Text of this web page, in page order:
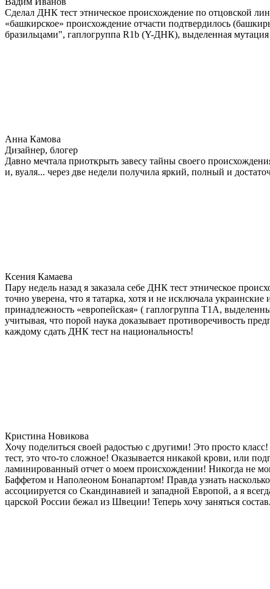
Сделал ДНК тест этническое происхождение по отцовской
«башкирское» происхождение отчасти подтвердилось
бразильцами", гаплогруппа R1b (Y-ДНК), выделенная
Анна Камова
Дизайнер, блогер
Давно мечтала приоткрыть завесу тайны своего
и, вуаля... через две недели получила яркий, полный и
Ксения Камаева
Пару недель назад я заказала себе ДНК тест этническое
точно уверена, что я татарка, хотя и не исключала
принадлежность «европейская» ( гаплогруппа T1A,
учитывая, что порой наука доказывает противоречивость
каждому сдать ДНК тест на национальность!
Кристина Новикова
Хочу поделиться своей радостью с другими! Это просто
тест, это что-то сложное! Оказывается никакой крови, или
ламинированный отчет о моем происхождении! Никогда не
Баффетом и Наполеоном Бонапартом! Правда узнать
ассоциируется со Скандинавией и западной Европой, а я
царской России бежал из Швеции! Теперь хочу заняться